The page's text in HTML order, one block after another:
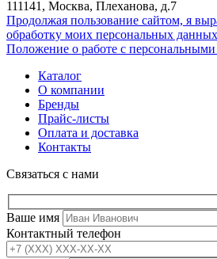
111141, Москва, Плеханова, д.7
Продолжая пользование сайтом, я
обработку моих персональных данных
Положение о работе с
Каталог
О компании
Бренды
Прайс-листы
Оплата и доставка
Контакты
Связаться с нами
Ваше имя
Контактный телефон